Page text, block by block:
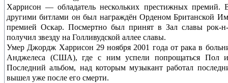
Харрисон — обладатель нескольких престижных премий.
другими битлами он был награждён Орденом Британской
премией Оскар. Посмертно был принят в Зал славы рок-
получил звезду на Голливудской аллее славы.
Умер Джордж Харрисон 29 ноября 2001 года от рака в
Анджелеса (США), где с ним успели попрощаться Пол
Последний альбом, над которым музыкант работал
вышел уже после его смерти.